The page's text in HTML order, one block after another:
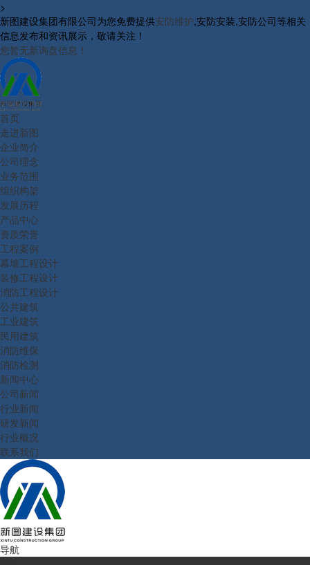
>
新图建设集团有限公司为您免费提供安防维护,安防安装,安防公司等相关
信息发布和资讯展示，敬请关注！
您暂无新询盘信息！
首页
走进新图
企业简介
公司理念
业务范围
组织构架
发展历程
产品中心
资质荣誉
工程案例
幕墙工程设计
装修工程设计
消防工程设计
公共建筑
工业建筑
民用建筑
消防维保
消防检测
新闻中心
公司新闻
行业新闻
研发新闻
行业概况
联系我们
导航